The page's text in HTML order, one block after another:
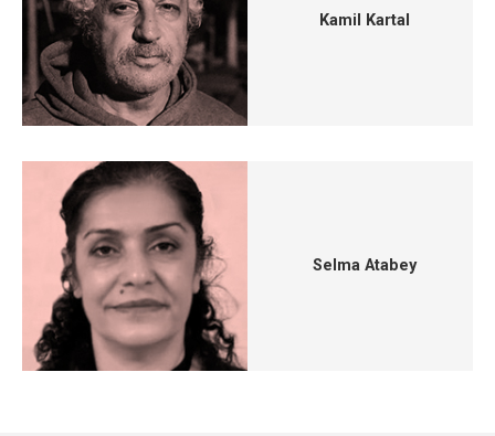
Kamil Kartal
Selma Atabey